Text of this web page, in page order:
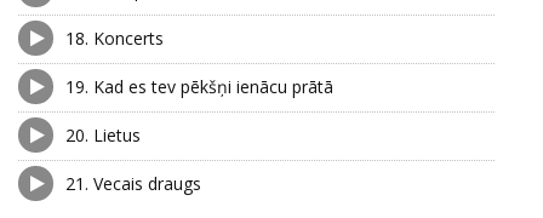
18. Koncerts
19. Kad es tev pēkšņi ienācu prātā
20. Lietus
21. Vecais draugs